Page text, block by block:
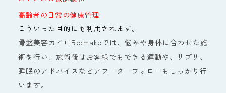
高齢者の日常の健康管理
こういった目的にも利用されます。
骨盤美容カイロRe:makeでは、悩みや身体に合わせた施
術を行い、施術後はお客様でもできる運動や、サプリ、
睡眠のアドバイスなどアフーターフォローもしっかり行
います。